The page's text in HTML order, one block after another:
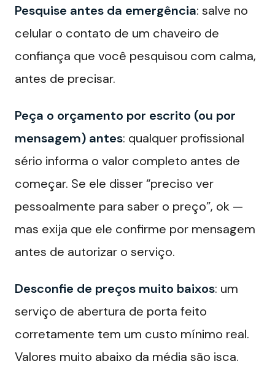
Pesquise antes da emergência: salve no
celular o contato de um chaveiro de
confiança que você pesquisou com calma,
antes de precisar.
Peça o orçamento por escrito (ou por
mensagem) antes: qualquer profissional
sério informa o valor completo antes de
começar. Se ele disser “preciso ver
pessoalmente para saber o preço”, ok —
mas exija que ele confirme por mensagem
antes de autorizar o serviço.
Desconfie de preços muito baixos: um
serviço de abertura de porta feito
corretamente tem um custo mínimo real.
Valores muito abaixo da média são isca.